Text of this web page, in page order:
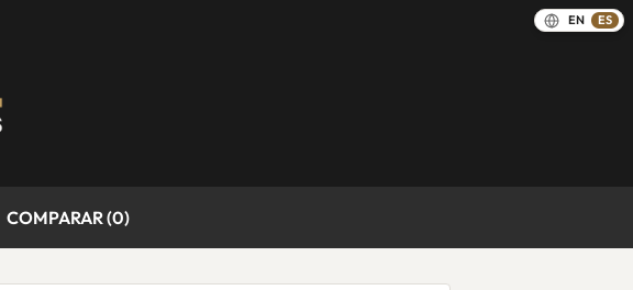
EN ES
COMPARAR (0)